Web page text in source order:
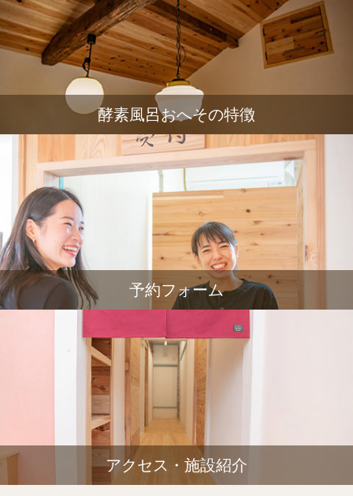
酵素風呂おへその特徴
予約フォーム
アクセス・施設紹介